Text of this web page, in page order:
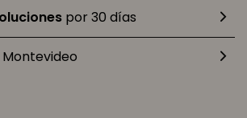
por 30 días